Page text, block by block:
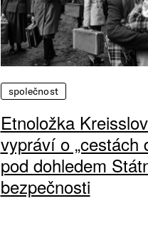
společnost
Etnoložka
vypráví o „cestách
pod dohledem
bezpečnosti